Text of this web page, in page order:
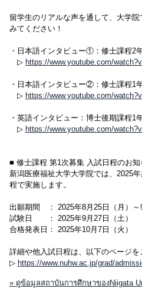
留学生のリアルな声を通して、大学
みてください！
・日本語インタビュー①：修士課程2
▷ https://www.youtube.com/
・日本語インタビュー②：修士課程1
▷ https://www.youtube.com/
・英語インタビュー：博士後期課程1
▷ https://www.youtube.com/
■ 修士課程 第1次募集 入試日程のお知
新潟医療福祉大学大学院では、2025
程で実施します。
出願期間 ： 2025年8月25日（月）～9
試験日 ： 2025年9月27日（土）
合格発表日： 2025年10月7日（火）
詳細や他入試日程は、以下のページを
▷ https://www.nuhw.ac.jp/grad/
» ดูข้อมูลสถาบันการศึกษาของNiigata